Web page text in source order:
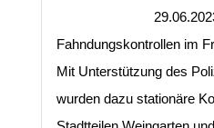
Fahndungskontrollen im
Mit Unterstützung des
wurden dazu stationäre